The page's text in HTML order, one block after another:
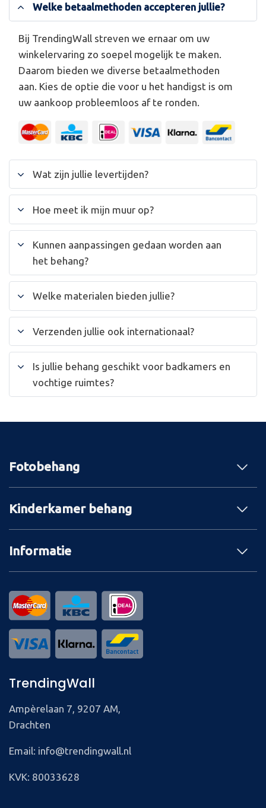
Welke betaalmethoden accepteren jullie?
Bij TrendingWall streven we ernaar om uw
winkelervaring zo soepel mogelijk te maken.
Daarom bieden we diverse betaalmethoden
aan. Kies de optie die voor u het handigst is om
uw aankoop probleemloos af te ronden.
Wat zijn jullie levertijden?
Hoe meet ik mijn muur op?
Kunnen aanpassingen gedaan worden aan
het behang?
Welke materialen bieden jullie?
Verzenden jullie ook internationaal?
Is jullie behang geschikt voor badkamers en
vochtige ruimtes?
Fotobehang
Kinderkamer behang
Informatie
TrendingWall
Ampèrelaan 7, 9207 AM,
Drachten
Email: info@trendingwall.nl
KVK: 80033628